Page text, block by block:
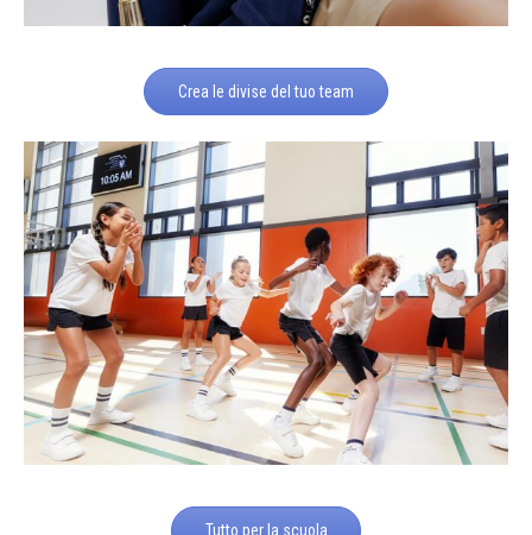
Crea le divise del tuo team
Tutto per la scuola